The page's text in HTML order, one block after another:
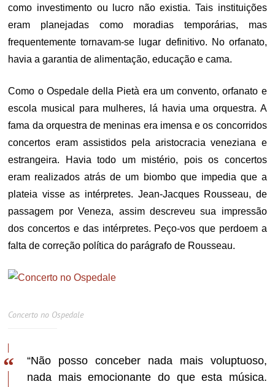
como investimento ou lucro não existia. Tais instituições
eram planejadas como moradias temporárias, mas
frequentemente tornavam-se lugar definitivo. No orfanato,
havia a garantia de alimentação, educação e cama.
Como o Ospedale della Pietà era um convento, orfanato e
escola musical para mulheres, lá havia uma orquestra. A
fama da orquestra de meninas era imensa e os concorridos
concertos eram assistidos pela aristocracia veneziana e
estrangeira. Havia todo um mistério, pois os concertos
eram realizados atrás de um biombo que impedia que a
plateia visse as intérpretes. Jean-Jacques Rousseau, de
passagem por Veneza, assim descreveu sua impressão
dos concertos e das intérpretes. Peço-vos que perdoem a
falta de correção política do parágrafo de Rousseau.
Concerto no Ospedale
“Não posso conceber nada mais voluptuoso,
nada mais emocionante do que esta música.